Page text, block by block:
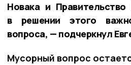
Новака и
в решении этого
вопроса, — подчеркнул
Мусорный вопрос